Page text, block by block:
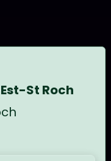
St Roch